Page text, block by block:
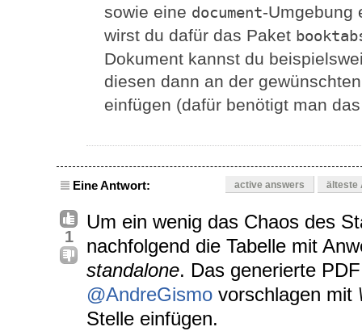
sowie eine document-Umgebung
wirst du dafür das Paket
Dokument kannst du
diesen dann an der
einfügen (dafür benötigt man
Eine Antwort: active answers älteste
1
Um ein wenig das Chaos des
nachfolgend die Tabelle mit
standalone. Das generierte
@AndreGismo vorschlagen mit
Stelle einfügen.